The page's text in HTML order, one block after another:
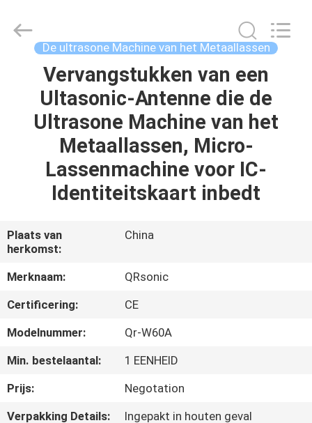
THUIS
PRODUCTEN
OVER
FABRIEKSTOCHT
KWALITEITSCONTROLE
CONTACT
MET
ONS
OP
Equipment
Co.,Ltd.
De ultrasone Machine van het Metaallassen
Vervangstukken van een
Ultasonic-Antenne die de
Ultrasone Machine van het
Metaallassen, Micro-
Lassenmachine voor IC-
Identiteitskaart inbedt
Plaats van
herkomst:
China
Merknaam:
QRsonic
Certificering:
CE
Modelnummer:
Qr-W60A
Min. bestelaantal:
1 EENHEID
Prijs:
Negotation
Verpakking Details:
Ingepakt in houten geval